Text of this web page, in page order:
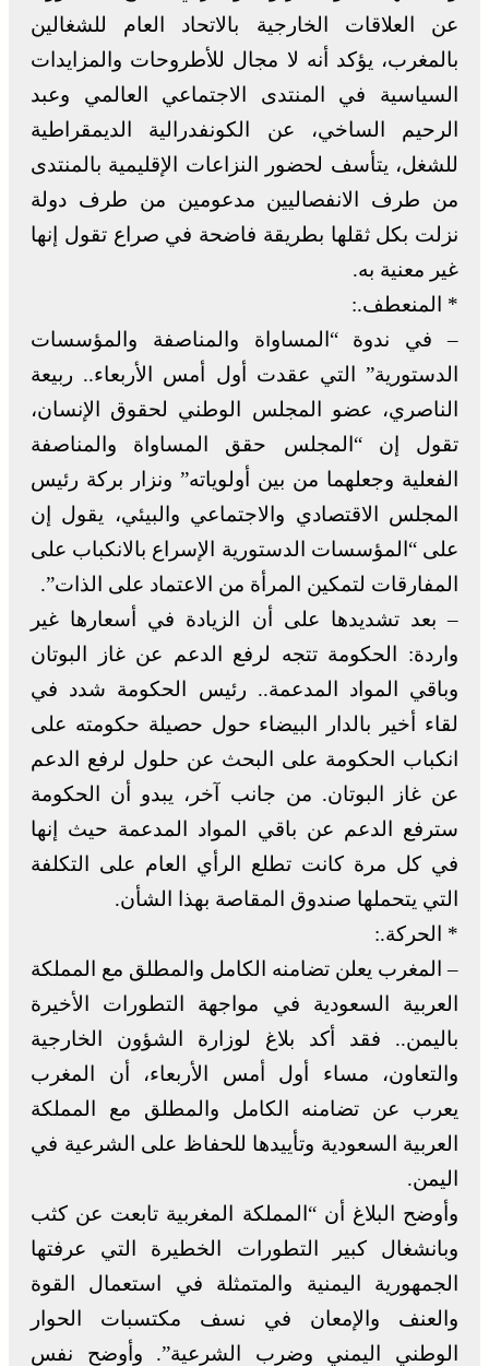
عن العلاقات الخارجية بالاتحاد العام للشغالين
بالمغرب، يؤكد أنه لا مجال للأطروحات والمزايدات
السياسية في المنتدى الاجتماعي العالمي وعبد
الرحيم الساخي، عن الكونفدرالية الديمقراطية
للشغل، يتأسف لحضور النزاعات الإقليمية بالمنتدى
من طرف الانفصاليين مدعومين من طرف دولة
نزلت بكل ثقلها بطريقة فاضحة في صراع تقول إنها
غير معنية به.
* المنعطف.:
– في ندوة “المساواة والمناصفة والمؤسسات
الدستورية” التي عقدت أول أمس الأربعاء.. ربيعة
الناصري، عضو المجلس الوطني لحقوق الإنسان،
تقول إن “المجلس حقق المساواة والمناصفة
الفعلية وجعلهما من بين أولوياته” ونزار بركة رئيس
المجلس الاقتصادي والاجتماعي والبيئي، يقول إن
على “المؤسسات الدستورية الإسراع بالانكباب على
المفارقات لتمكين المرأة من الاعتماد على الذات”.
– بعد تشديدها على أن الزيادة في أسعارها غير
واردة: الحكومة تتجه لرفع الدعم عن غاز البوتان
وباقي المواد المدعمة.. رئيس الحكومة شدد في
لقاء أخير بالدار البيضاء حول حصيلة حكومته على
انكباب الحكومة على البحث عن حلول لرفع الدعم
عن غاز البوتان. من جانب آخر، يبدو أن الحكومة
سترفع الدعم عن باقي المواد المدعمة حيث إنها
في كل مرة كانت تطلع الرأي العام على التكلفة
التي يتحملها صندوق المقاصة بهذا الشأن.
* الحركة.:
– المغرب يعلن تضامنه الكامل والمطلق مع المملكة
العربية السعودية في مواجهة التطورات الأخيرة
باليمن.. فقد أكد بلاغ لوزارة الشؤون الخارجية
والتعاون، مساء أول أمس الأربعاء، أن المغرب
يعرب عن تضامنه الكامل والمطلق مع المملكة
العربية السعودية وتأييدها للحفاظ على الشرعية في
اليمن.
وأوضح البلاغ أن “المملكة المغربية تابعت عن كثب
وبانشغال كبير التطورات الخطيرة التي عرفتها
الجمهورية اليمنية والمتمثلة في استعمال القوة
والعنف والإمعان في نسف مكتسبات الحوار
الوطني اليمني وضرب الشرعية”. وأوضح نفس